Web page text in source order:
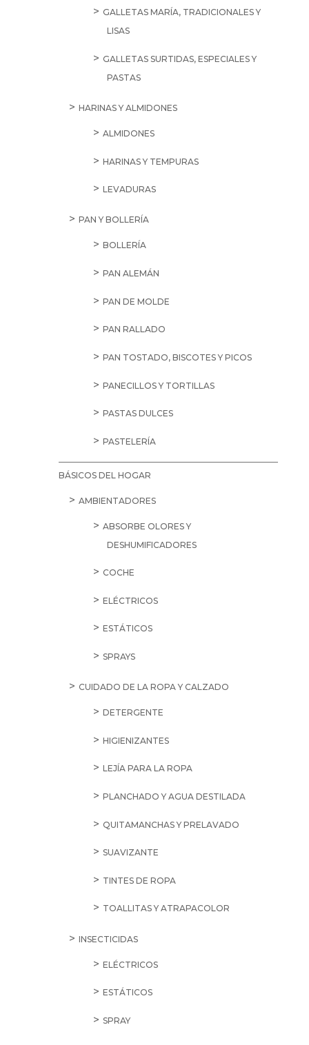
GALLETAS MARÍA, TRADICIONALES Y
LISAS
GALLETAS SURTIDAS, ESPECIALES Y
PASTAS
HARINAS Y ALMIDONES
ALMIDONES
HARINAS Y TEMPURAS
LEVADURAS
PAN Y BOLLERÍA
BOLLERÍA
PAN ALEMÁN
PAN DE MOLDE
PAN RALLADO
PAN TOSTADO, BISCOTES Y PICOS
PANECILLOS Y TORTILLAS
PASTAS DULCES
PASTELERÍA
BÁSICOS DEL HOGAR
AMBIENTADORES
ABSORBE OLORES Y
DESHUMIFICADORES
COCHE
ELÉCTRICOS
ESTÁTICOS
SPRAYS
CUIDADO DE LA ROPA Y CALZADO
DETERGENTE
HIGIENIZANTES
LEJÍA PARA LA ROPA
PLANCHADO Y AGUA DESTILADA
QUITAMANCHAS Y PRELAVADO
SUAVIZANTE
TINTES DE ROPA
TOALLITAS Y ATRAPACOLOR
INSECTICIDAS
ELÉCTRICOS
ESTÁTICOS
SPRAY